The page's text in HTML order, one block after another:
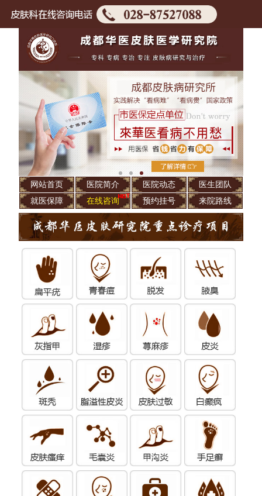
网站首页 医院简介 医院动态
医生团队
就医保障
在线咨询 预约挂号 来院路线